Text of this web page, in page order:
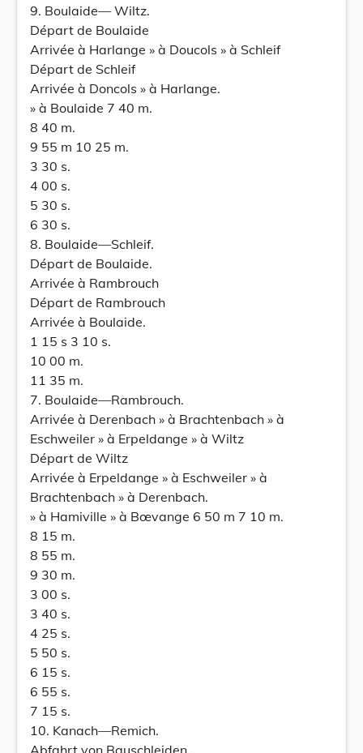
9. Boulaide— Wiltz.
Départ de Boulaide
Arrivée à Harlange » à Doucols » à Schleif
Départ de Schleif
Arrivée à Doncols » à Harlange.
» à Boulaide 7 40 m.
8 40 m.
9 55 m 10 25 m.
3 30 s.
4 00 s.
5 30 s.
6 30 s.
8. Boulaide—Schleif.
Départ de Boulaide.
Arrivée à Rambrouch
Départ de Rambrouch
Arrivée à Boulaide.
1 15 s 3 10 s.
10 00 m.
11 35 m.
7. Boulaide—Rambrouch.
Arrivée à Derenbach » à Brachtenbach » à
Eschweiler » à Erpeldange » à Wiltz
Départ de Wiltz
Arrivée à Erpeldange » à Eschweiler » à
Brachtenbach » à Derenbach.
» à Hamiville » à Bœvange 6 50 m 7 10 m.
8 15 m.
8 55 m.
9 30 m.
3 00 s.
3 40 s.
4 25 s.
5 50 s.
6 15 s.
6 55 s.
7 15 s.
10. Kanach—Remich.
Abfahrt von Bauschleiden.